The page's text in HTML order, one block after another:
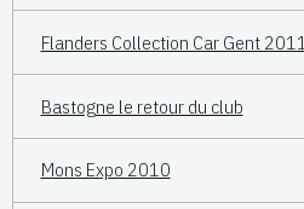
Flanders Collection Car Gent 2011
Bastogne le retour du club
Mons Expo 2010